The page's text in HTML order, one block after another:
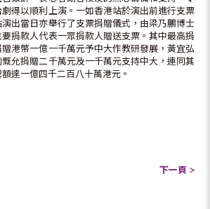
劇得以順利上演。一如香港站於演出前進行支票
出當日亦舉行了支票捐贈儀式，由梁乃鵬博士
捐款人代表一眾捐款人贈送支票。其中最高捐
港幣一億一千萬元予中大作教研發展，黃宜弘
允捐贈二千萬元及一千萬元支持中大，連同其
達一億四千二百八十萬港元。
下一頁 >